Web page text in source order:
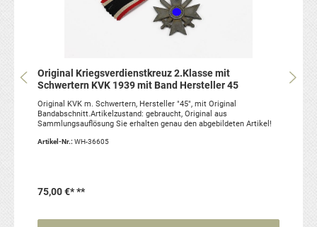
Original Kriegsverdienstkreuz 2.Klasse mit
Schwertern KVK 1939 mit Band Hersteller 45
Original KVK m. Schwertern, Hersteller "45", mit Original
Bandabschnitt.Artikelzustand: gebraucht, Original aus
Sammlungsauflösung Sie erhalten genau den abgebildeten Artikel!
Artikel-Nr.: WH-36605
75,00 €***